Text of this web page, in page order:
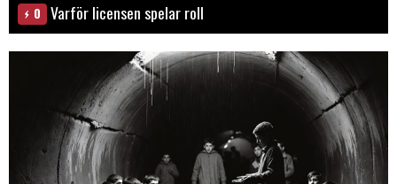
0 Varför licensen spelar roll